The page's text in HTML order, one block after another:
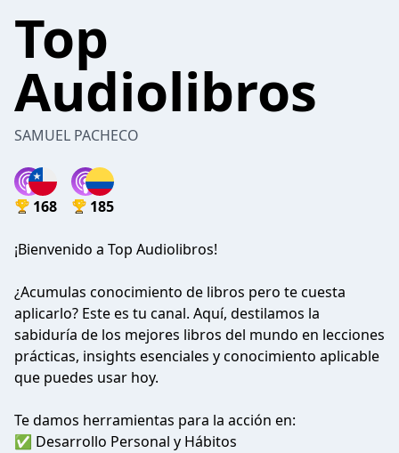
Top
Audiolibros
SAMUEL PACHECO
168 185
¡Bienvenido a Top Audiolibros!
¿Acumulas conocimiento de libros pero te cuesta
aplicarlo? Este es tu canal. Aquí, destilamos la
sabiduría de los mejores libros del mundo en lecciones
prácticas, insights esenciales y conocimiento aplicable
que puedes usar hoy.
Te damos herramientas para la acción en:
✅ Desarrollo Personal y Hábitos